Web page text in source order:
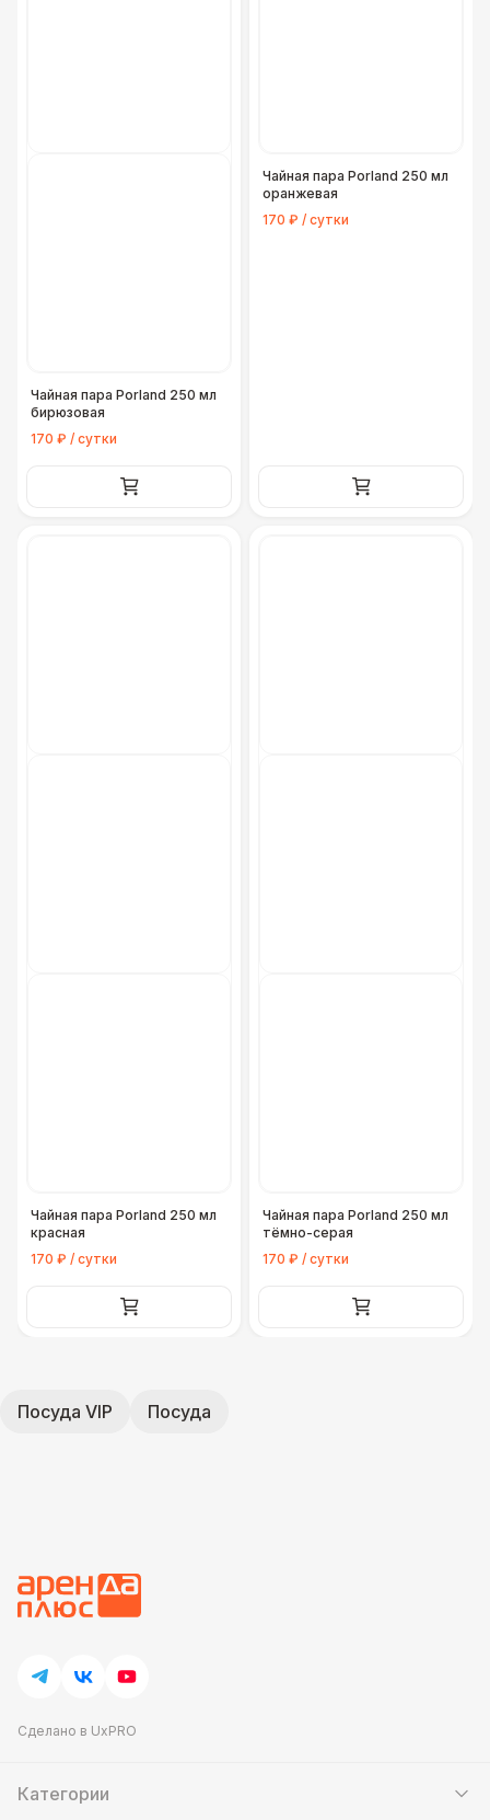
Чайная пара Porland 250 мл
бирюзовая
170 ₽ / сутки
Чайная пара Porland 250 мл
оранжевая
170 ₽ / сутки
Чайная пара Porland 250 мл
красная
170 ₽ / сутки
Чайная пара Porland 250 мл
тёмно-серая
170 ₽ / сутки
Посуда VIP Посуда
Сделано в UxPRO
Категории